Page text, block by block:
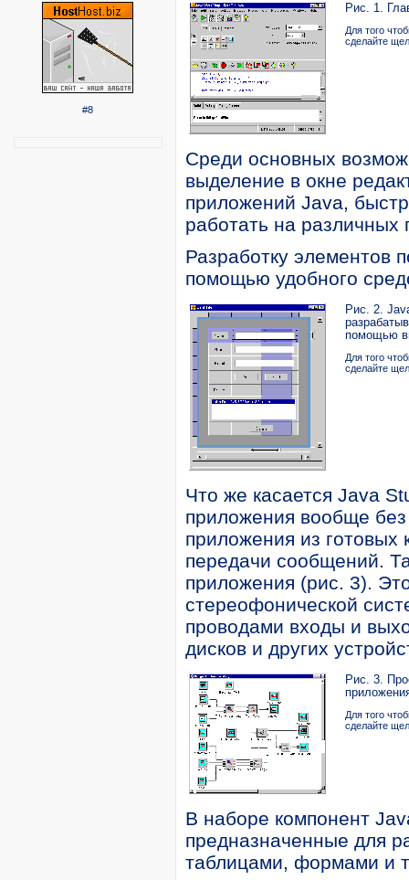
#8
Рис. 1.
Для того
сделайте
Среди основных
выделение в окне
приложений Java,
работать на
Разработку элементов
помощью удобного
Рис. 2.
помощью
Для того
сделайте
Что же касается Java
приложения вообще
приложения из
передачи сообщений.
приложения (рис. 3).
стереофонической
проводами входы и
дисков и других
Рис. 3.
Для того
сделайте
В наборе компонент
предназначенные для
таблицами, формами и